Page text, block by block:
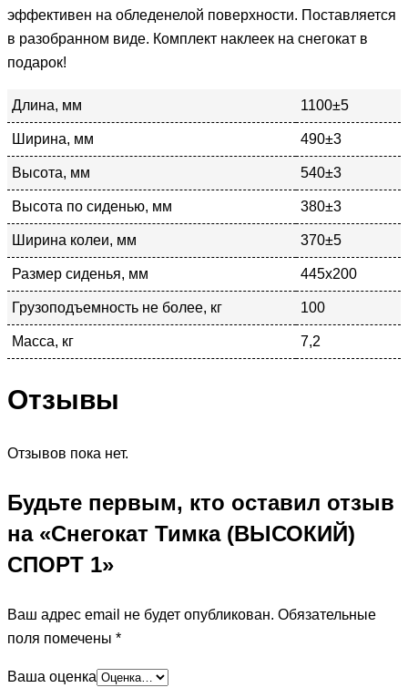
эффективен на обледенелой поверхности. Поставляется
в разобранном виде. Комплект наклеек на снегокат в
подарок!
Длина, мм 1100±5
Ширина, мм 490±3
Высота, мм 540±3
Высота по сиденью, мм 380±3
Ширина колеи, мм 370±5
Размер сиденья, мм 445х200
Грузоподъемность не более, кг 100
Масса, кг 7,2
Отзывы
Отзывов пока нет.
Будьте первым, кто оставил отзыв
на «Снегокат Тимка (ВЫСОКИЙ)
СПОРТ 1»
Ваш адрес email не будет опубликован. Обязательные
поля помечены *
Ваша оценка